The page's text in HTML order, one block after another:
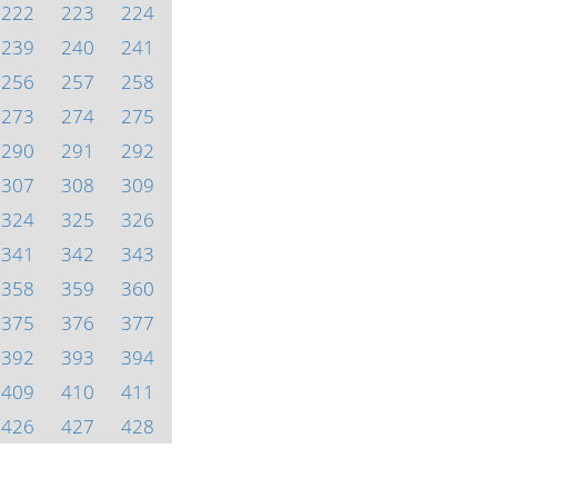
222 223
224
239 240
241
256 257
258
273 274
275
290 291
292
307 308
309
324 325
326
341 342
343
358 359
360
375 376
377
392 393
394
409 410
411
426 427
428